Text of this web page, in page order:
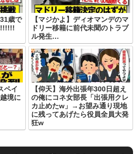
歳で
!!!!!!
【マジかよ】ディオマンデのマ
ドリー移籍に前代未聞のトラブ
ル発生…
ペイ
境に
【仰天】海外出張年300日超え
の俺にコネ女部長「出張用クレ
カ止めたw」→お望み通り現地
に残ってあげたら役員全員大発
狂w